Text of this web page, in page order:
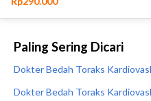
Paling Sering Dicari
Dokter Bedah Toraks
Dokter Bedah Toraks